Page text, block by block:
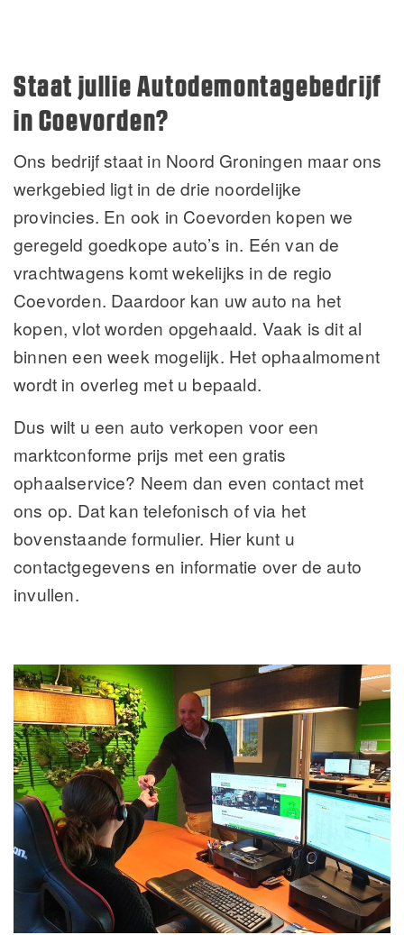
Staat jullie Autodemontagebedrijf
in Coevorden?
Ons bedrijf staat in Noord Groningen maar ons
werkgebied ligt in de drie noordelijke
provincies. En ook in Coevorden kopen we
geregeld goedkope auto’s in. Eén van de
vrachtwagens komt wekelijks in de regio
Coevorden. Daardoor kan uw auto na het
kopen, vlot worden opgehaald. Vaak is dit al
binnen een week mogelijk. Het ophaalmoment
wordt in overleg met u bepaald.
Dus wilt u een auto verkopen voor een
marktconforme prijs met een gratis
ophaalservice? Neem dan even contact met
ons op. Dat kan telefonisch of via het
bovenstaande formulier. Hier kunt u
contactgegevens en informatie over de auto
invullen.